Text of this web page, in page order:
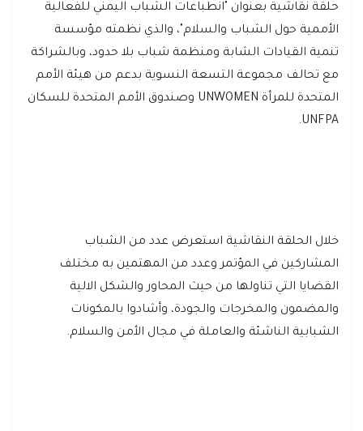
حلقة نقاشية بعنوان "انطباعات الشباب اليمني للفعالية
الأممية حول الشباب والسلام"، والذي نظمته مؤسسة
تنمية القيادات الشابة ومنظمة شباب بلا حدود، وبالشراكة
مع تحالف مجموعة التسعة النسوية بدعم من هيئة الأمم
المتحدة للمرأة UNWOMEN وصندوق الأمم المتحدة للسكان
UNFPA.
خلال الحلقة النقاشية استعرض عدد من الشباب
المشاركين في المؤتمر وعدد من المهتمين به مختلف
القضايا التي تناولها من حيث المحاور والشكل الالية
والمضمون والمخرجات والجودة، وأشادوا بالمكونات
الشبابية الناشئة والعاملة في مجال الأمن والسلام.